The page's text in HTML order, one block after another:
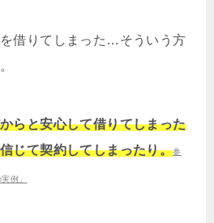
借りてしまった…そういう方
らと安心して借りてしまった
じて契約してしまったり。参
例」